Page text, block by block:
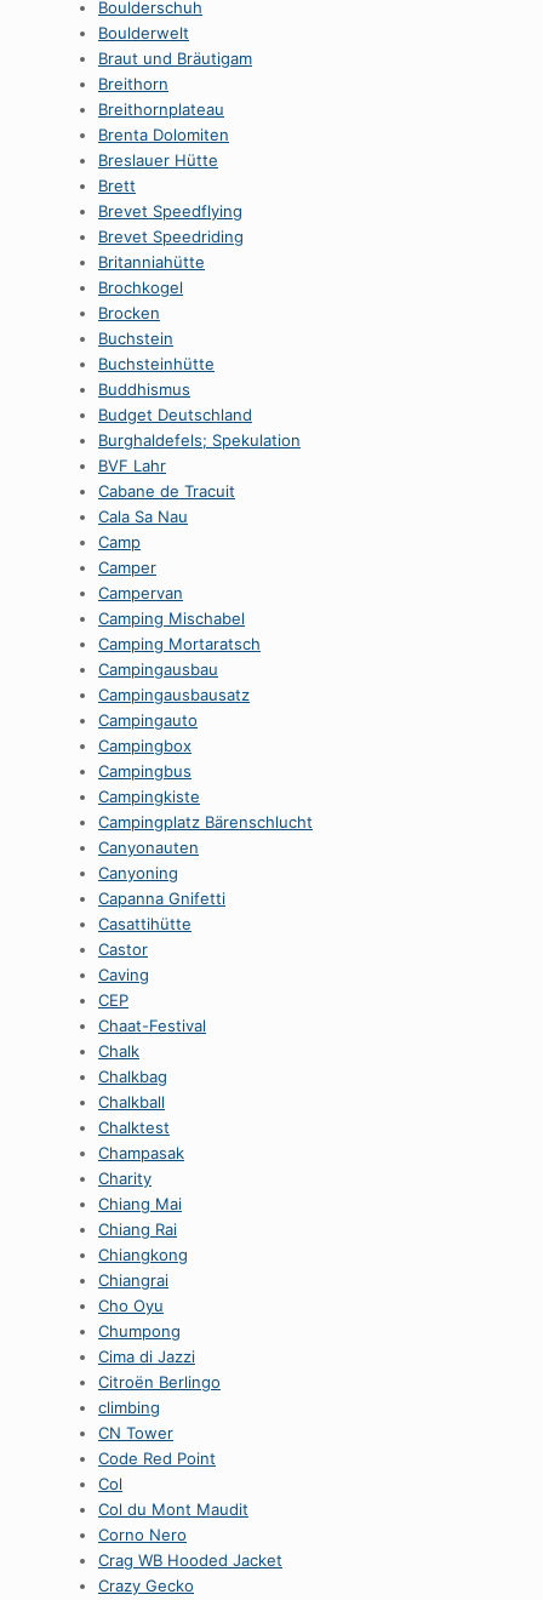
Boulderschuh
Boulderwelt
Braut und Bräutigam
Breithorn
Breithornplateau
Brenta Dolomiten
Breslauer Hütte
Brett
Brevet Speedflying
Brevet Speedriding
Britanniahütte
Brochkogel
Brocken
Buchstein
Buchsteinhütte
Buddhismus
Budget Deutschland
Burghaldefels; Spekulation
BVF Lahr
Cabane de Tracuit
Cala Sa Nau
Camp
Camper
Campervan
Camping Mischabel
Camping Mortaratsch
Campingausbau
Campingausbausatz
Campingauto
Campingbox
Campingbus
Campingkiste
Campingplatz Bärenschlucht
Canyonauten
Canyoning
Capanna Gnifetti
Casattihütte
Castor
Caving
CEP
Chaat-Festival
Chalk
Chalkbag
Chalkball
Chalktest
Champasak
Charity
Chiang Mai
Chiang Rai
Chiangkong
Chiangrai
Cho Oyu
Chumpong
Cima di Jazzi
Citroën Berlingo
climbing
CN Tower
Code Red Point
Col
Col du Mont Maudit
Corno Nero
Crag WB Hooded Jacket
Crazy Gecko